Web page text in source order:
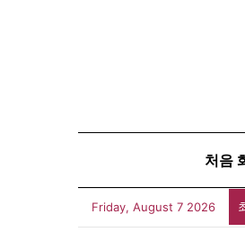
처음
Friday, August 7 2026